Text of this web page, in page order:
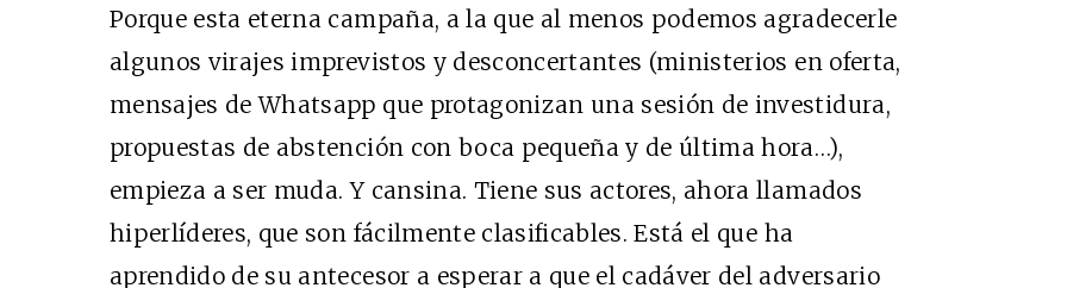
Porque esta eterna campaña, a la que al menos podemos agradecerle
algunos virajes imprevistos y desconcertantes (ministerios en oferta,
mensajes de Whatsapp que protagonizan una sesión de investidura,
propuestas de abstención con boca pequeña y de última hora…),
empieza a ser muda. Y cansina. Tiene sus actores, ahora llamados
hiperlíderes, que son fácilmente clasificables. Está el que ha
aprendido de su antecesor a esperar a que el cadáver del adversario